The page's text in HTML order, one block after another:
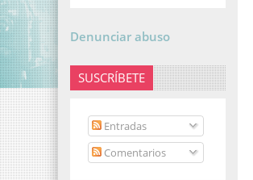
Denunciar abuso
SUSCRÍBETE
Entradas
Comentarios